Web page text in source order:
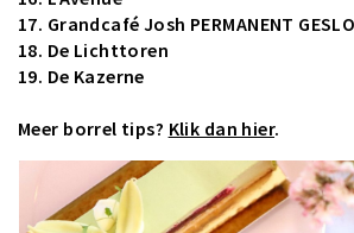
17. Grandcafé Josh PERMANENT
18. De Lichttoren
19. De Kazerne
Meer borrel tips? Klik dan hier.